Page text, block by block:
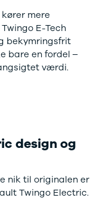
mere
E-Tech
bekymringsfrit
bare en fordel –
værdi.
design og
nik til originalen er
Twingo Electric.